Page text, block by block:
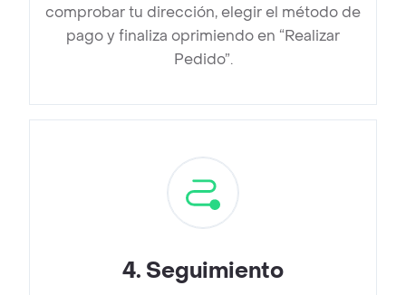
comprobar tu dirección, elegir el método de
pago y finaliza oprimiendo en “Realizar
Pedido”.
4. Seguimiento